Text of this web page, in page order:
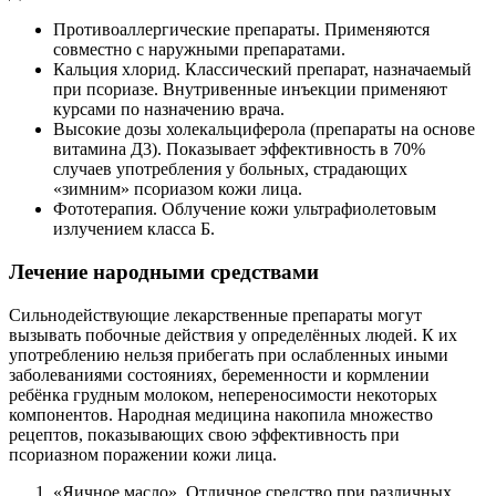
Противоаллергические препараты. Применяются
совместно с наружными препаратами.
Кальция хлорид. Классический препарат, назначаемый
при псориазе. Внутривенные инъекции применяют
курсами по назначению врача.
Высокие дозы холекальциферола (препараты на основе
витамина Д3). Показывает эффективность в 70%
случаев употребления у больных, страдающих
«зимним» псориазом кожи лица.
Фототерапия. Облучение кожи ультрафиолетовым
излучением класса Б.
Лечение народными средствами
Сильнодействующие лекарственные препараты могут
вызывать побочные действия у определённых людей. К их
употреблению нельзя прибегать при ослабленных иными
заболеваниями состояниях, беременности и кормлении
ребёнка грудным молоком, непереносимости некоторых
компонентов. Народная медицина накопила множество
рецептов, показывающих свою эффективность при
псориазном поражении кожи лица.
«Яичное масло». Отличное средство при различных